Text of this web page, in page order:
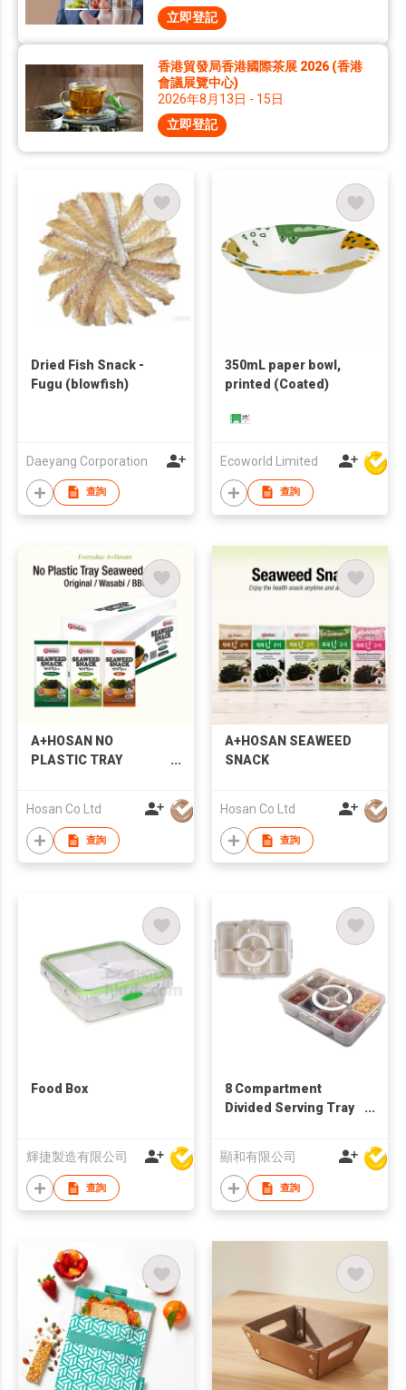
立即登記
香港貿發局香港國際茶展 2026 (香港
會議展覽中心)
2026年8月13日 - 15日
立即登記
Dried Fish Snack -
Fugu (blowfish)
Daeyang Corporation
查詢
350mL paper bowl,
printed (Coated)
Ecoworld Limited
查詢
A+HOSAN NO
PLASTIC TRAY
Hosan Co Ltd
查詢
A+HOSAN SEAWEED
SNACK
Hosan Co Ltd
查詢
Food Box
輝捷製造有限公司
查詢
8 Compartment
Divided Serving Tray
顯和有限公司
查詢